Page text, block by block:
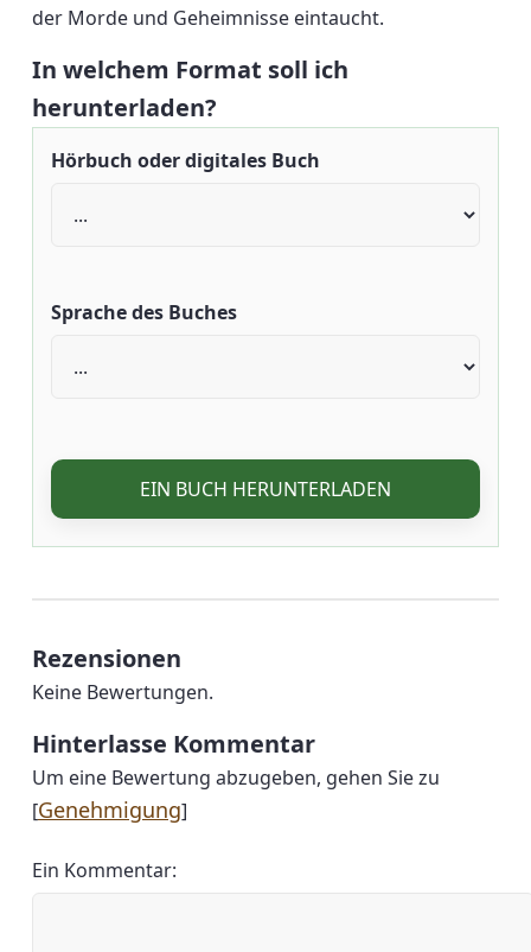
der Morde und Geheimnisse eintaucht.
In welchem Format soll ich
herunterladen?
Hörbuch oder digitales Buch
Sprache des Buches
EIN BUCH HERUNTERLADEN
Rezensionen
Keine Bewertungen.
Hinterlasse Kommentar
Um eine Bewertung abzugeben, gehen Sie zu
[Genehmigung]
Ein Kommentar: